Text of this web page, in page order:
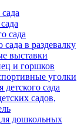
сада
в раздевалку
выставки
и горшков
уголки
сада
садов,
дошкольных